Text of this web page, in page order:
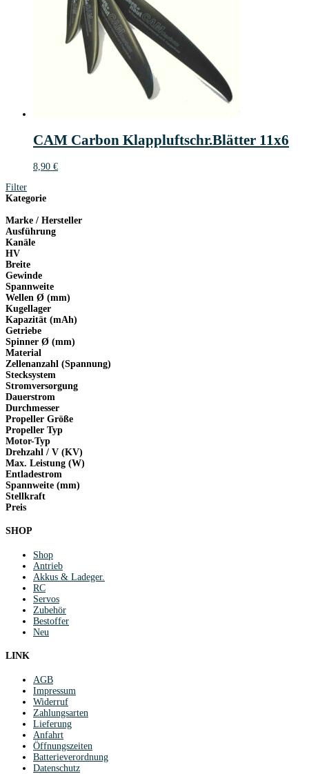
CAM Carbon Klappluftschr.Blätter 11x6
8,90 €
Filter
Kategorie
Marke / Hersteller
Ausführung
Kanäle
HV
Breite
Gewinde
Spannweite
Wellen Ø (mm)
Kugellager
Kapazität (mAh)
Getriebe
Spinner Ø (mm)
Material
Zellenanzahl (Spannung)
Stecksystem
Stromversorgung
Dauerstrom
Durchmesser
Propeller Größe
Propeller Typ
Motor-Typ
Drehzahl / V (KV)
Max. Leistung (W)
Entladestrom
Spannweite (mm)
Stellkraft
Preis
SHOP
Shop
Antrieb
Akkus & Ladeger.
RC
Servos
Zubehör
Bestoffer
Neu
LINK
AGB
Impressum
Widerruf
Zahlungsarten
Lieferung
Anfahrt
Öffnungszeiten
Batterieverordnung
Datenschutz